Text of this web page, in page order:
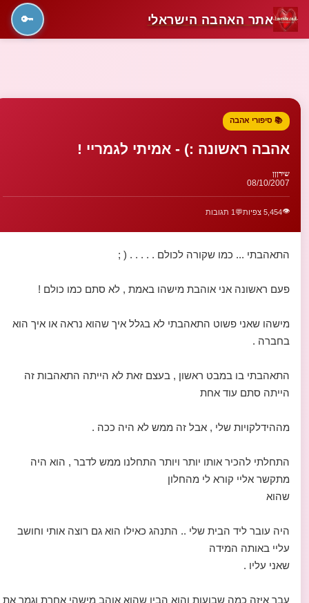
אתר האהבה הישראלי 🔑
📚 סיפורי אהבה
אהבה ראשונה :) - אמיתי לגמריי !
שירןןן
08/10/2007
👁️5,454 צפיות 💬 1 תגובות
התאהבתי ... כמו שקורה לכולם . . . . . ( ;
פעם ראשונה אני אוהבת מישהו באמת , לא סתם כמו כולם !
מישהו שאני פשוט התאהבתי לא בגלל איך שהוא נראה או איך הוא
בחברה .
התאהבתי בו במבט ראשון , בעצם זאת לא הייתה התאהבות זה
הייתה סתם עוד אחת
מההידלקויות שלי , אבל זה ממש לא היה ככה .
התחלתי להכיר אותו יותר ויותר התחלנו ממש לדבר , הוא היה
מתקשר אליי קורא לי מהחלון
שהוא
היה עובר ליד הבית שלי .. התנהג כאילו הוא גם רוצה אותי וחושב
עליי באותה המידה
שאני עליו .
עבר איזה כמה שבועות והוא הבין שהוא אוהב מישהי אחרת וגמר את